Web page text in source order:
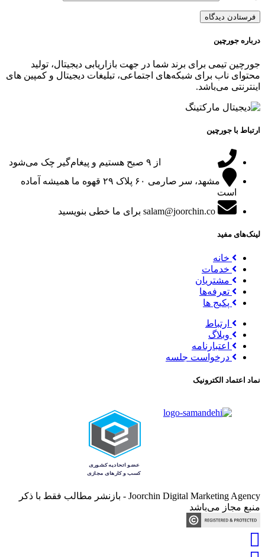
درباره جورچین
جورچین تیمی برای برند شما در جهت بازاریابی دیجیتال، تولید
محتوای ناب برای شبکه‌های اجتماعی، تبلیغات دیجیتال و کمپین های
اینترنتی می‌باشد.
ارتباط با جورچین
از ۹ صبح هستیم و پیغام‌گیر چک می‌شود
مشهد، سر صارمی ۶۰ پلاک ۲۹
قهوه ما همیشه آماده
است
salam@joorchin.co برای ما خطی بنویسید
لینک‌های مفید
خانه
خدمات
مشتریان
تعرفه‌ها
پکیج ها
ارتباط
وبلاگ
اعتبارنامه
درخواست جلسه
نماد اعتماد الکترونیک
Joorchin Digital Marketing Agency - بازنشر مطالب فقط با ذکر
منبع مجاز می‌باشد